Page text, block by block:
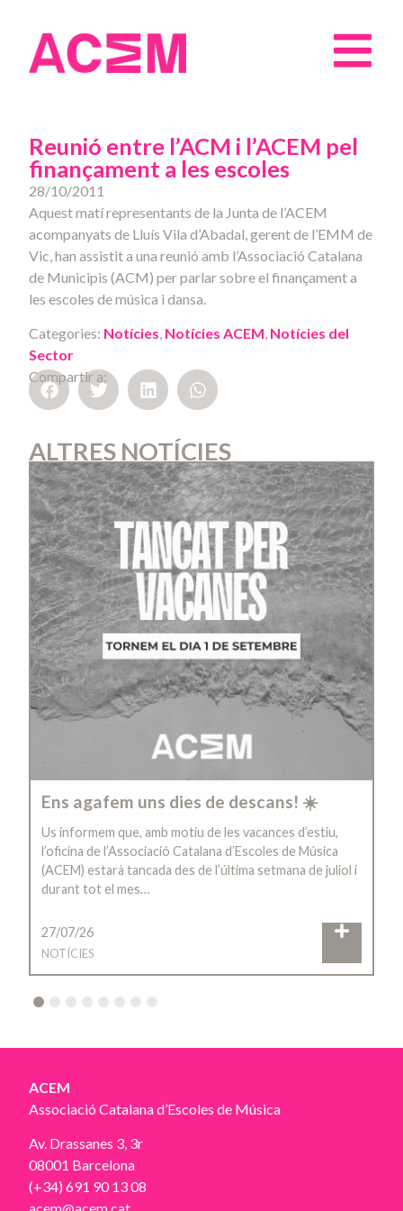
Reunió entre l’ACM i l’ACEM pel
finançament a les escoles
28/10/2011
Aquest matí representants de la Junta de l’ACEM
acompanyats de Lluís Vila d’Abadal, gerent de l’EMM de
Vic, han assistit a una reunió amb l’Associació Catalana
de Municipis (ACM) per parlar sobre el finançament a
les escoles de música i dansa.
Categories: Notícies, Notícies ACEM, Notícies del
Sector
Compartir a:
ALTRES NOTÍCIES
Ens agafem uns dies de descans! ☀️
Us informem que, amb motiu de les vacances d’estiu,
l’oficina de l’Associació Catalana d’Escoles de Música
(ACEM) estarà tancada des de l’última setmana de juliol i
durant tot el mes…
27/07/26
NOTÍCIES
4 5 6 7 8
ACEM
Associació Catalana d’Escoles de Música
Av. Drassanes 3, 3r
08001 Barcelona
(+34) 691 90 13 08